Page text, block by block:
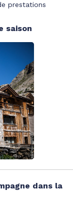
prestations
saison
dans la